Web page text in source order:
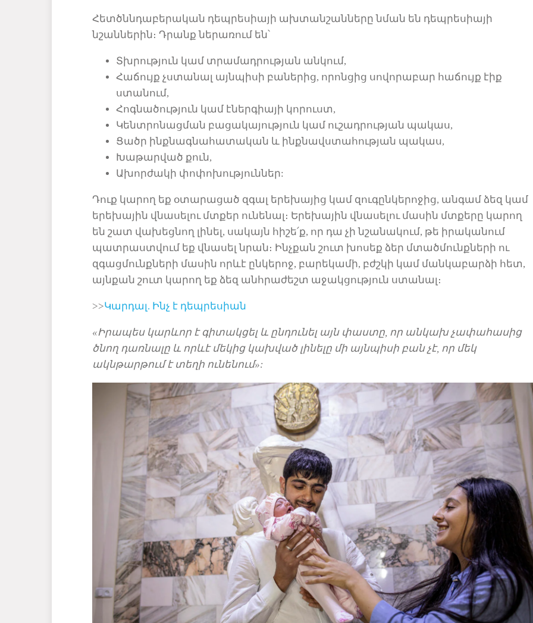
Հետծննդաբերական դեպրեսիայի ախտանշանները նման են դեպրեսիայի
նշաններին։ Դրանք ներառում են՝
Տխրություն կամ տրամադրության անկում,
Հաճույք չստանալ այնպիսի բաներից, որոնցից սովորաբար հաճույք էիք
ստանում,
Հոգնածություն կամ էներգիայի կորուստ,
Կենտրոնացման բացակայություն կամ ուշադրության պակաս,
Ցածր ինքնագնահատական և ինքնավստահության պակաս,
Խաթարված քուն,
Ախորժակի փոփոխություններ:
Դուք կարող եք օտարացած զգալ երեխայից կամ զուգընկերոջից, անգամ ձեզ կամ
երեխային վնասելու մտքեր ունենալ։ Երեխային վնասելու մասին մտքերը կարող
են շատ վախեցնող լինել, սակայն հիշե՛ք, որ դա չի նշանակում, թե իրականում
պատրաստվում եք վնասել նրան։ Ինչքան շուտ խոսեք ձեր մտածմունքների ու
զգացմունքների մասին որևէ ընկերոջ, բարեկամի, բժշկի կամ մանկաբարձի հետ,
այնքան շուտ կարող եք ձեզ անհրաժեշտ աջակցություն ստանալ։
>>Կարդալ. Ինչ է դեպրեսիան
«Իրապես կարևոր է գիտակցել և ընդունել այն փաստը, որ անկախչափահասից
ծնող դառնալը և որևէ մեկից կախված լինելը մի այնպիսի բան չէ, որ մեկ
ակնթարթում է տեղի ունենում»: